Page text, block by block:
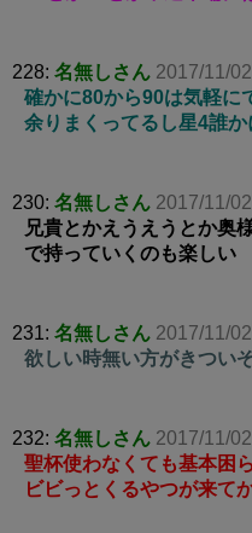
228: 名無しさん 2017/11/
確かに80から90は気軽に
余りまくってるし星4誰
230: 名無しさん 2017/11/
兄貴とかえうえうとか奥
で持っていくのも楽しい
231: 名無しさん 2017/11/
欲しい時無い方がきつい
232: 名無しさん 2017/11/
聖杯使わなくても基本困
ビビっとくるやつが来て